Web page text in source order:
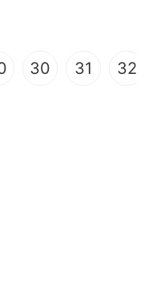
30 31 32